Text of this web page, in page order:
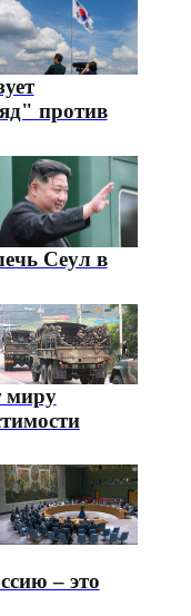
против
Сеул в
миру
– это